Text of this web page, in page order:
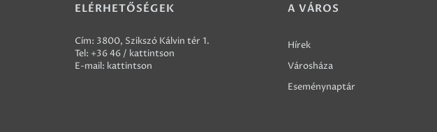
ELÉRHETŐSÉGEK
Cím: 3800, Szikszó Kálvin tér 1.
Tel: +36 46 / kattintson
E-mail: kattintson
A VÁROS
Hírek
Városháza
Eseménynaptár